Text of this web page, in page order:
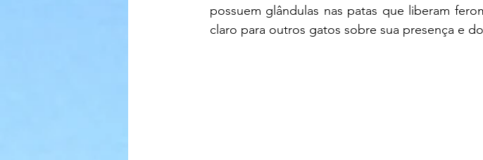
possuem glândulas nas patas que liberam
claro para outros gatos sobre sua presença e